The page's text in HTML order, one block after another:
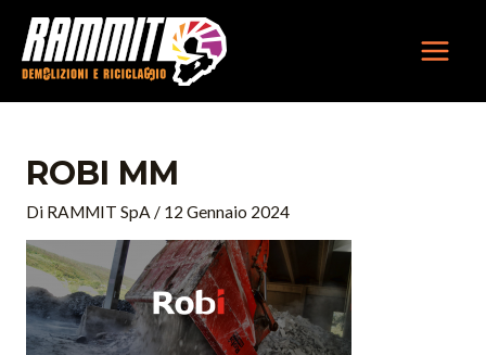
contenuto
ROBI MM
Di RAMMIT SpA / 12 Gennaio 2024